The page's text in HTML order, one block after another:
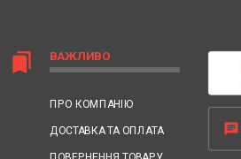
bookmarks ВАЖЛИВО
ПРО КОМПАНІЮ
ДОСТАВКА ТА ОПЛАТА chat